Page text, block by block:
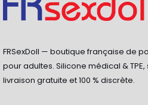
FRSexDoll — boutique française de
pour adultes. Silicone médical &
livraison gratuite et 100 % discrète.